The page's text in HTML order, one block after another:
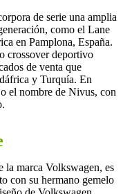
de serie una amplia
como el Lane
en Pamplona, España.
crossover deportivo
de venta que
y Turquía. En
el nombre de Nivus, con
la marca Volkswagen, es
con su hermano gemelo